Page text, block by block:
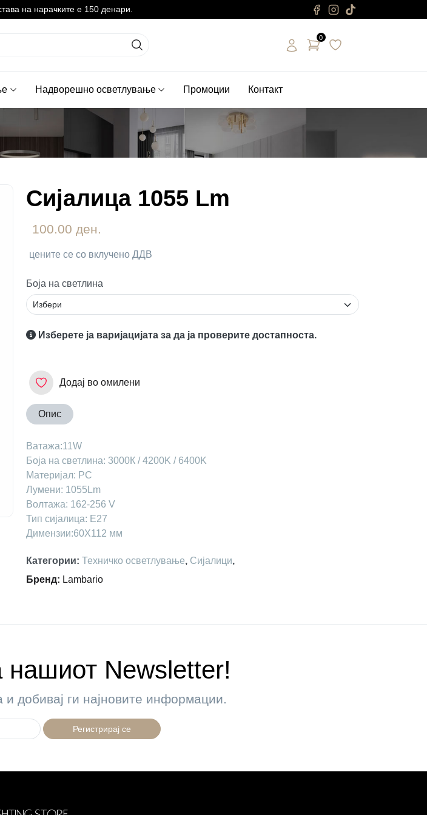
на нарачките е 150 денари.
0
Надворешно осветлување Промоции Контакт
Сијалица 1055 Lm
100.00 ден.
цените се со вклучено ДДВ
Боја на светлина
Изберете ја варијацијата за да ја проверите достапноста.
Додај во омилени
Опис
Ватажа:11W
Боја на светлина: 3000К / 4200K / 6400K
Материјал: PC
Лумени: 1055Lm
Волтажа: 162-256 V
Тип сијалица: E27
Димензии:60X112 мм
Категории: Техничко осветлување, Сијалици,
Бренд: Lambario
нашиот Newsletter!
и добивај ги најновите информации.
Регистрирај се